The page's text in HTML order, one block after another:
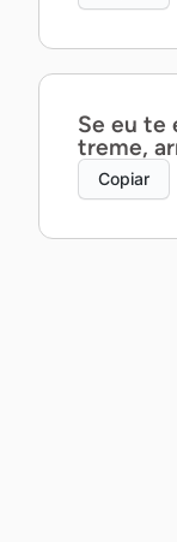
Se eu te
treme,
Copiar